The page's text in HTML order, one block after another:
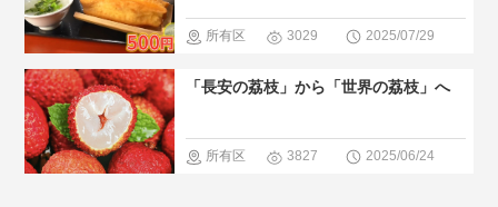
＃人気・お
現地の暮ら
所有区
＃日中文化
3029 2025/07/29
「長安の荔枝」から「世界の荔枝」へ
所有区 3827 2025/06/24